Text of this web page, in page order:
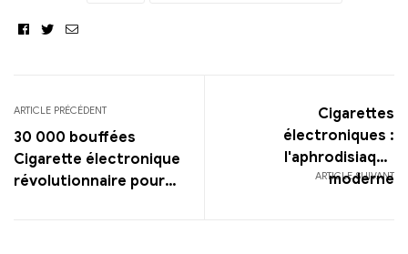
Facebook
TwitterEmail
ARTICLE PRÉCÉDENT
30 000 bouffées
Cigarette électronique
révolutionnaire pour
ARTICLE SUIVANT
Cigarettes
électroniques :
l'aphrodisiaque
moderne